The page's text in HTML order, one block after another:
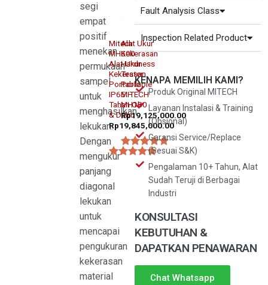
segi
empat
positif
menekan
permukaan
sampel
untuk
menghasilkan
lekukan.
Dengan
mengukur
panjang
diagonal
lekukan
untuk
mencapai
pengukuran
kekerasan
material
Mitech
MH600
Alat Ukur
Kekerasan
Portable
IP65 –
Tahan Oli
& Debu
Rp19,845,000.00
★★★★★
Alat Ukur
Kekerasan
Hardness
Tester
Portable
MITECH
MH180
Rp19,125,000.00
★★★★★
Fault Analysis Class
Inspection Related Product
KENAPA MEMILIH KAMI?
Produk Original MITECH
Layanan Instalasi & Training
(Opsional)
Garansi Service/Replace
(Sesuai S&K)
Pengalaman 10+ Tahun, Alat
Sudah Teruji di Berbagai
Industri
KONSULTASI
KEBUTUHAN &
DAPATKAN PENAWARAN
Chat Whatsapp